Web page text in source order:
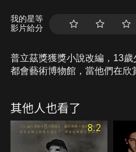
我的星等
影片給分
普立茲獎獲獎小說改編，13
都會藝術博物館，當他們在欣
其來的鉅變改變了席歐的一生
人生與探索的旅程。
其他人也看了
8.2